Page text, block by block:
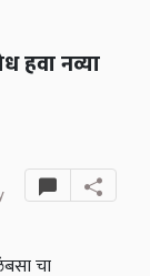
हवा नव्या